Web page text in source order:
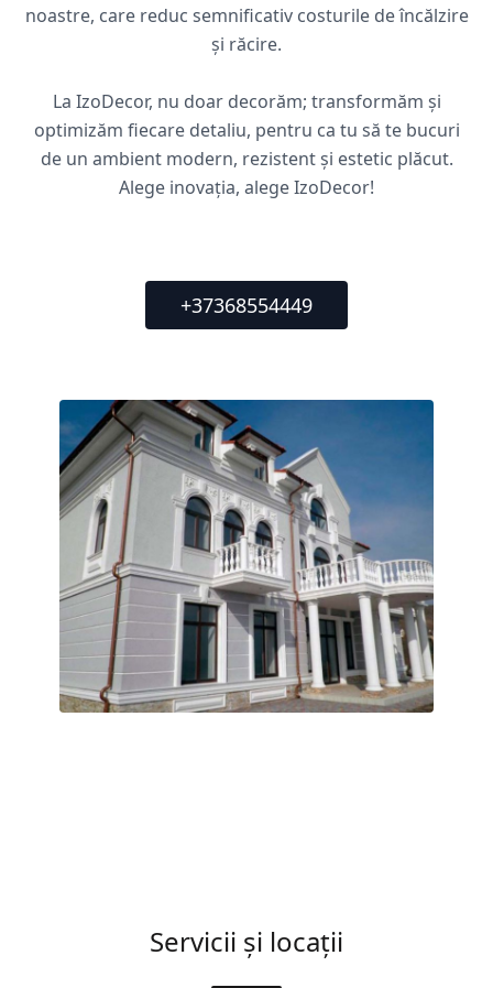
noastre, care reduc semnificativ costurile de încălzire
și răcire.
La IzoDecor, nu doar decorăm; transformăm și
optimizăm fiecare detaliu, pentru ca tu să te bucuri
de un ambient modern, rezistent și estetic plăcut.
Alege inovația, alege IzoDecor!
+37368554449
Servicii și locații